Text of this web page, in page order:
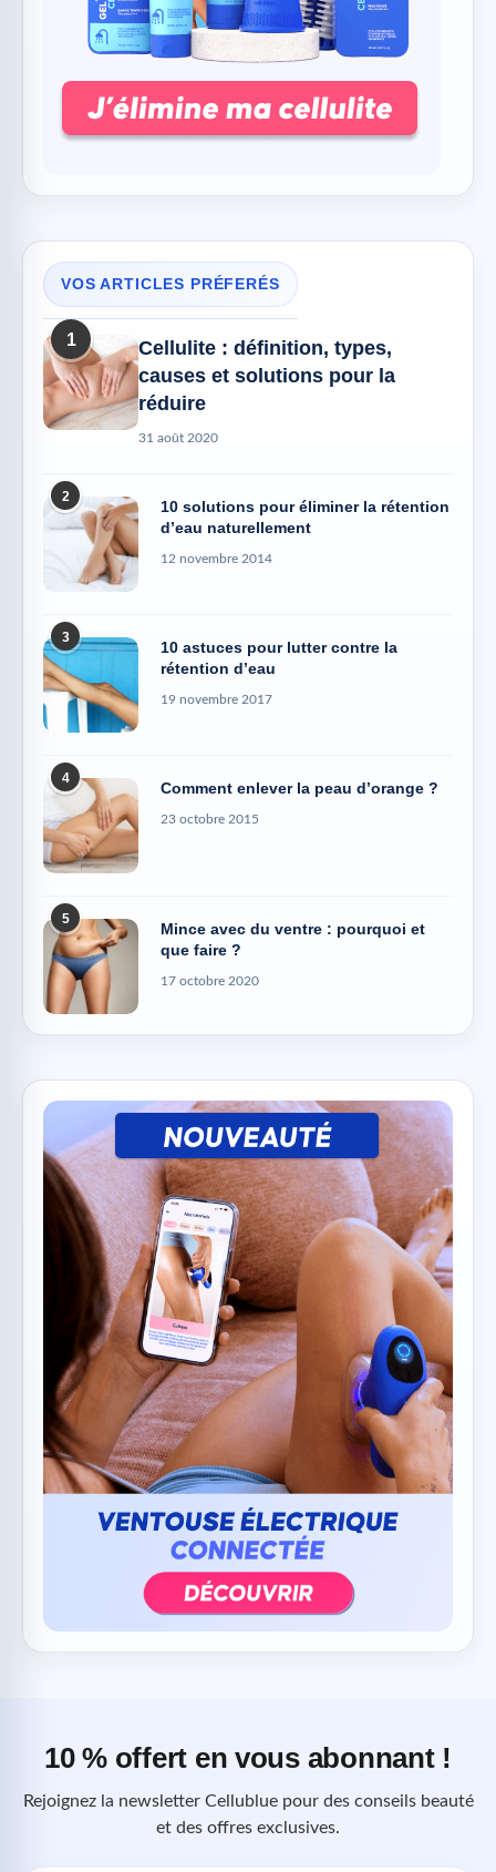
VOS ARTICLES PRÉFERÉS
1
Cellulite : définition, types,
causes et solutions pour la
réduire
31 août 2020
2
10 solutions pour éliminer la rétention
d’eau naturellement
12 novembre 2014
3
10 astuces pour lutter contre la
rétention d’eau
19 novembre 2017
4
Comment enlever la peau d’orange ?
23 octobre 2015
5
Mince avec du ventre : pourquoi et
que faire ?
17 octobre 2020
10 % offert en vous abonnant !
Rejoignez la newsletter Cellublue pour des conseils beauté
et des offres exclusives.